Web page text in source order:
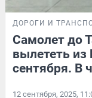
ДОРОГИ И
Самолет до
вылететь из
сентября. В
12 сентября, 2025,